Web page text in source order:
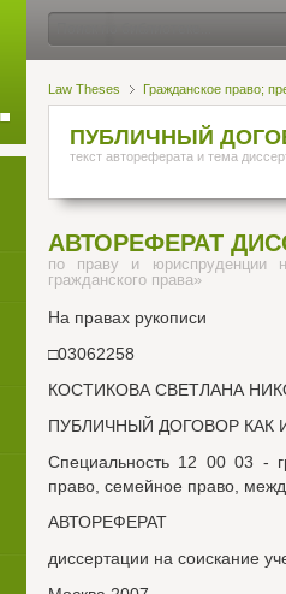
Law Theses Гражданское право;
ПУБЛИЧНЫЙ
текст автореферата и тема
АВТОРЕФЕРАТ
по праву и юриспруденции
гражданского права»
На правах рукописи
□03062258
КОСТИКОВА СВЕТЛАНА
ПУБЛИЧНЫЙ ДОГОВОР КАК
Специальность 12 00 03 -
право, семейное право,
АВТОРЕФЕРАТ
диссертации на соискание